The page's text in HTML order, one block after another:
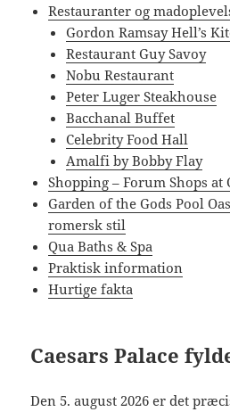
Restauranter og
Gordon Ramsay Hell’s
Restaurant Guy Savoy
Nobu Restaurant
Peter Luger Steakhouse
Bacchanal Buffet
Celebrity Food Hall
Amalfi by Bobby Flay
Shopping – Forum Shops at
Garden of the Gods Pool
romersk stil
Qua Baths & Spa
Praktisk information
Hurtige fakta
Caesars Palace
Den 5. august 2026 er det